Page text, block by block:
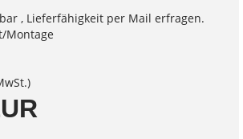
, Lieferfähigkeit per Mail erfragen.
Montage